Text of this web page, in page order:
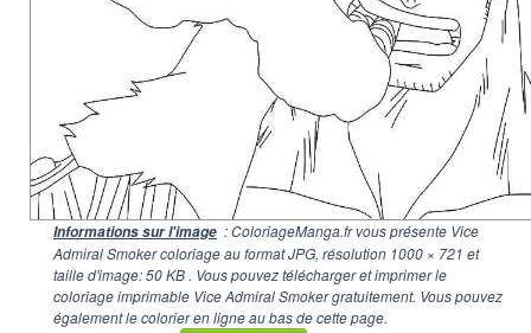
Informations sur l'image : ColoriageManga.fr vous présente Vice
Admiral Smoker coloriage au format JPG, résolution 1000 × 721 et
taille d'image: 50 KB . Vous pouvez télécharger et imprimer le
coloriage imprimable Vice Admiral Smoker gratuitement. Vous pouvez
également le colorier en ligne au bas de cette page.